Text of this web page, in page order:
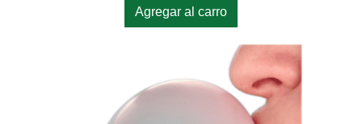
Agregar al carro